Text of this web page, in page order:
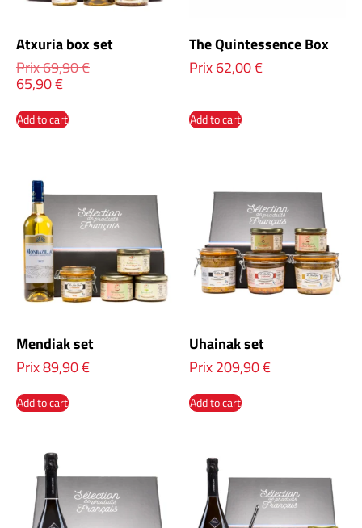
Atxuria box set
Prix69,90€
65,90€
Add to cart
The Quintessence Box
Prix62,00€
Add to cart
Mendiak set
Prix89,90€
Add to cart
Uhainak set
Prix209,90€
Add to cart